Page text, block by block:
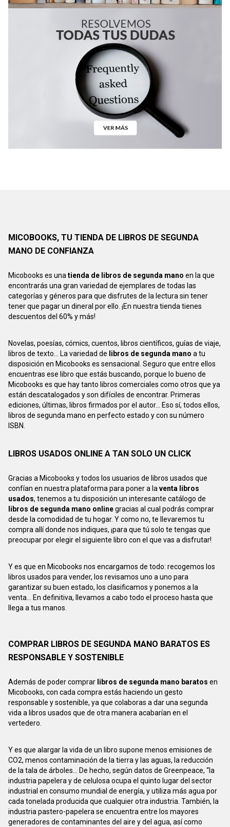
MICOBOOKS, TU TIENDA DE LIBROS DE SEGUNDA
MANO DE CONFIANZA
Micobooks es unatienda de libros de segunda mano en la que
encontrarás una gran variedad de ejemplares de todas las
categorías y géneros para que disfrutes de la lectura sin tener
tener que pagar un dineral por ello. ¡En nuestra tienda tienes
descuentos del 60% y más!
Novelas, poesías, cómics, cuentos, libros científicos, guías de viaje,
libros de texto... La variedad de libros de segunda mano a tu
disposición en Micobooks es sensacional. Seguro que entre ellos
encuentras ese libro que estás buscando, porque lo bueno de
Micobooks es que hay tanto libros comerciales como otros que ya
están descatalogados y son difíciles de encontrar. Primeras
ediciones, últimas, libros firmados por el autor... Eso sí, todos ellos,
libros de segunda mano en perfecto estado y con su número
ISBN.
LIBROS USADOS ONLINE A TAN SOLO UN CLICK
Gracias a Micobooks y todos los usuarios de libros usados que
confían en nuestra plataforma para poner a laventa libros
usados, tenemos a tu disposición un interesante catálogo de
libros de segunda mano onlinegracias al cual podrás comprar
desde la comodidad de tu hogar. Y como no, te llevaremos tu
compra allí donde nos indiques, ¡para que tú solo te tengas que
preocupar por elegir el siguiente libro con el que vas a disfrutar!
Y es que en Micobooks nos encargamos de todo: recogemos los
libros usados para vender, los revisamos uno a uno para
garantizar su buen estado, los clasificamos y ponemos a la
venta... En definitiva, llevamos a cabo todo el proceso hasta que
llega a tus manos.
COMPRAR LIBROS DE SEGUNDA MANO BARATOS ES
RESPONSABLE Y SOSTENIBLE
Además de poder comprar libros de segunda mano baratos en
Micobooks, con cada compra estás haciendo un gesto
responsable y sostenible, ya que colaboras a dar una segunda
vida a libros usados que de otra manera acabarían en el
vertedero.
Y es que alargar la vida de un libro supone menos emisiones de
CO2, menos contaminación de la tierra y las aguas, la reducción
de la tala de árboles... De hecho, según datos de Greenpeace, “la
industria papelera y de celulosa ocupa el quinto lugar del sector
industrial en consumo mundial de energía, y utiliza más agua por
cada tonelada producida que cualquier otra industria. También, la
industria pastero-papelera se encuentra entre los mayores
generadores de contaminantes del aire y del agua, así como